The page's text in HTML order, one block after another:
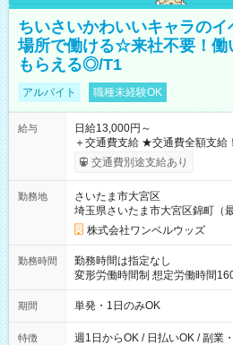
ちいさいかわいいキャラの
場所で働ける☆来社不要！働
もらえる◎/T1
アルバイト 職種未経験OK
給与
日給13,000円～
＋交通費支給 ★交通費全額支給！ ┗案件により規定あり ★日払
いOK！（規定あり） ┗働いた
ンビニATMから 日払い分を引き落とせま
交通費別途支給あり
勤務地
さいたま市大宮区
埼玉県さいたま市大宮区錦町（
株式会社ワンベルウッズ
勤務時間
勤務時間は指定なし
変形労働時間制 想定労働時間160時間/月 【シフト
～21：00
期間 単発・1日のみOK
特徴
週1日からOK / 日払いOK / 副業